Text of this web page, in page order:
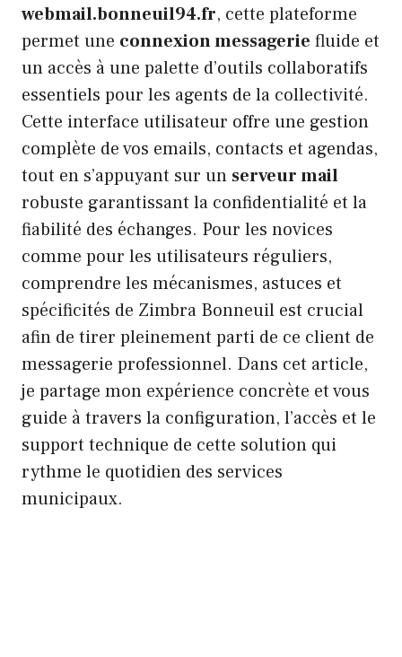
webmail.bonneuil94.fr, cette plateforme
permet une connexion messagerie fluide et
un accès à une palette d’outils collaboratifs
essentiels pour les agents de la collectivité.
Cette interface utilisateur offre une gestion
complète de vos emails, contacts et agendas,
tout en s’appuyant sur un serveur mail
robuste garantissant la confidentialité et la
fiabilité des échanges. Pour les novices
comme pour les utilisateurs réguliers,
comprendre les mécanismes, astuces et
spécificités de Zimbra Bonneuil est crucial
afin de tirer pleinement parti de ce client de
messagerie professionnel. Dans cet article,
je partage mon expérience concrète et vous
guide à travers la configuration, l’accès et le
support technique de cette solution qui
rythme le quotidien des services
municipaux.